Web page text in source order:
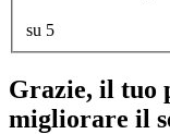
su 5
Grazie, il tuo
migliorare il